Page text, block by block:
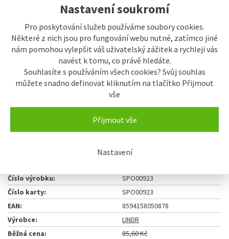
Nastavení soukromí
Pro poskytování služeb používáme soubory cookies.
Některé z nich jsou pro fungování webu nutné, zatímco jiné
nám pomohou vylepšit váš uživatelský zážitek a rychleji vás
navést k tomu, co právě hledáte.
Souhlasíte s používáním všech cookies? Svůj souhlas
můžete snadno definovat kliknutím na tlačítko Přijmout
vše
Přijmout vše
Nastavení
ks
Číslo výrobku:
SPO00923
Číslo karty:
SPO00923
EAN:
8594158050878
Výrobce:
LINDR
Běžná cena:
85,60 Kč